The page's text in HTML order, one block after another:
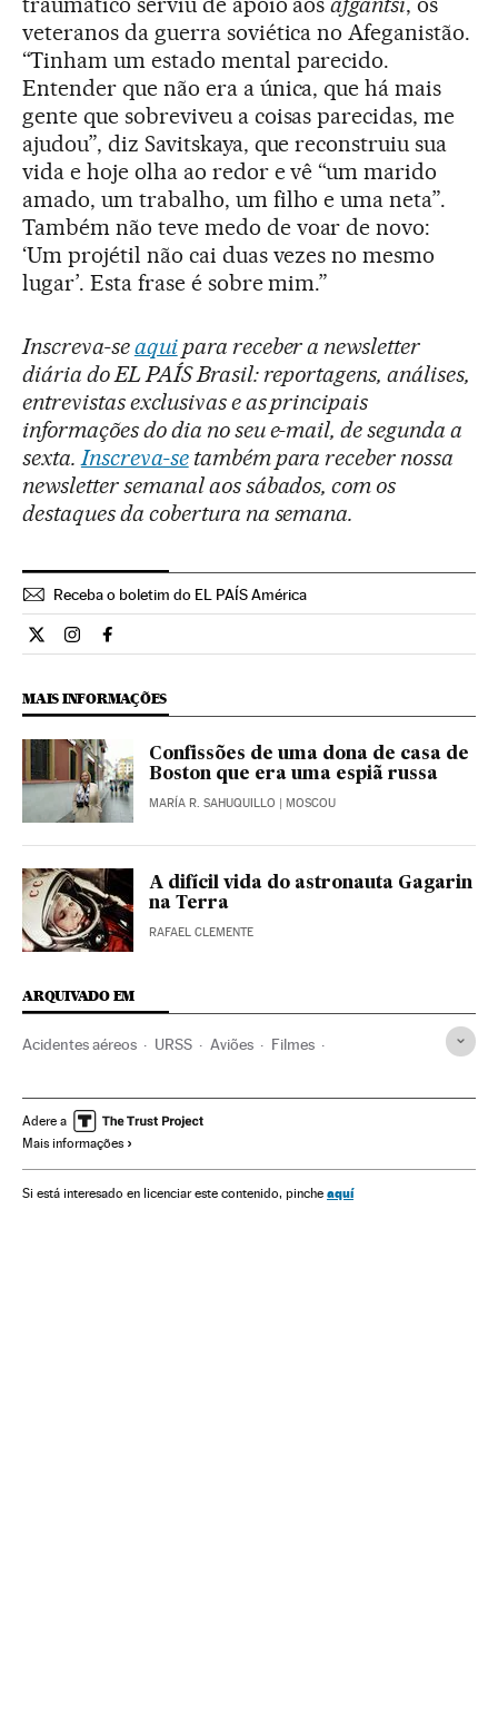
veteranos da guerra soviética no Afeganistão.
“Tinham um estado mental parecido.
Entender que não era a única, que há mais
gente que sobreviveu a coisas parecidas, me
ajudou”, diz Savitskaya, que reconstruiu sua
vida e hoje olha ao redor e vê “um marido
amado, um trabalho, um filho e uma neta”.
Também não teve medo de voar de novo:
‘Um projétil não cai duas vezes no mesmo
lugar’. Esta frase é sobre mim.”
Inscreva-seaquipara receber a newsletter
diária do EL PAÍS Brasil: reportagens, análises,
entrevistas exclusivas e as principais
informações do dia no seu e-mail, de segunda a
sexta. Inscreva-setambém para receber nossa
newsletter semanal aos sábados, com os
destaques da cobertura na semana.
Receba o boletim do EL PAÍS América
Internacional El País Brasil en Twitter
Internacional El País Brasil en Instagram
Internacional El País Brasil en Facebook
MAIS INFORMAÇÕES
Confissões de uma dona de casa de
Boston que era uma espiã russa
MARÍA R. SAHUQUILLO | MOSCOU
A difícil vida do astronauta Gagarin
na Terra
RAFAEL CLEMENTE
ARQUIVADO EM
Acidentes aéreos URSS Aviões Filmes
Mijail Gorbachov
Adere a
Mais informações
Si está interesado en licenciar este contenido, pinche aquí